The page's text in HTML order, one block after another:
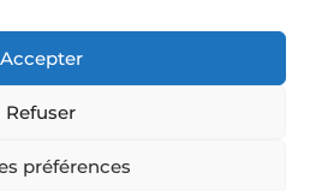
Accepter
Refuser
préférences
passion.